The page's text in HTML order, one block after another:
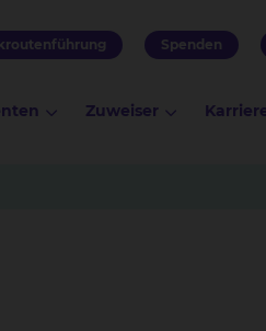
Spenden
Zuweiser